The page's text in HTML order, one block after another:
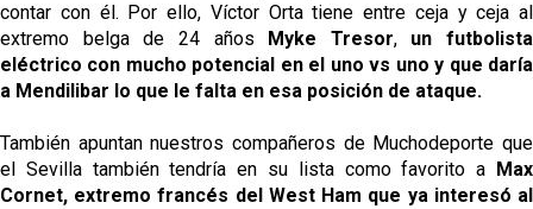
Celta y Rayo agitan el mercado de La Liga
Previa | El Sevilla FC cierra la pretemporada con el
contar con él. Por ello, Víctor Orta tiene entre ceja y ceja al
extremo belga de 24 años
Myke Tresor, un futbolista
eléctrico con mucho potencial en el uno vs uno y que daría
a Mendilibar lo que le falta en esa posición de ataque.
También apuntan nuestros compañeros de Muchodeporte que
el Sevilla también tendría en su lista como favorito a
Max
Cornet, extremo francés del West Ham que ya interesó al